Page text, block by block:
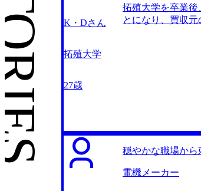
で繰り返し対策
す。前職の都合
K・Dさん
拓殖大学
27歳
拓殖大学を卒業
とになり、買収
なことは全くな
ったファームを
えて求人を紹介
う目標を達成でき
教えていただき
まってしまい落
穏やかな職場か
電機メーカー